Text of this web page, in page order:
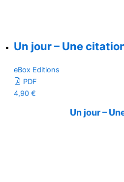
Un jour – Une
eBox Editions
PDF
4,90 €
Un jour –